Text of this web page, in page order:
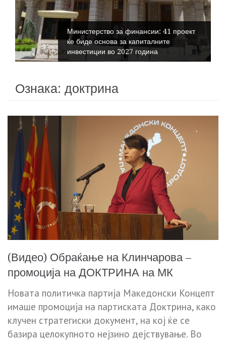
Министерство за финансии: 41 проект
ќе биде основа за капиталните
инвестиции во 2027 година
Ознака: доктрина
(Видео) Обраќање на Клинчарова –
промоција на ДОКТРИНА на МК
Новата политичка партија Македонски Концепт
имаше промоција на партиската Доктрина, како
клучен стратегиски документ, на кој ќе се
базира целокупното нејзино дејствување. Во